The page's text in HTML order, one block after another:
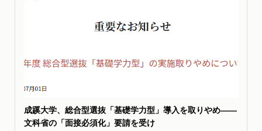
成蹊大学、総合型選抜「基礎学力型」導入を取りやめ——
文科省の「面接必須化」要請を受け